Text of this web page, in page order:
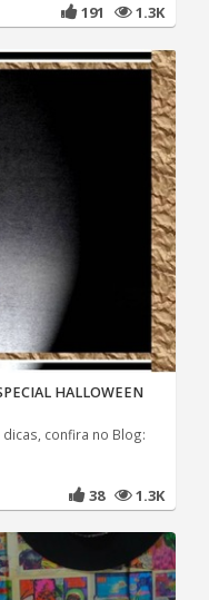
191 1.3K
HALLOWEEN
confira no Blog:
38 1.3K